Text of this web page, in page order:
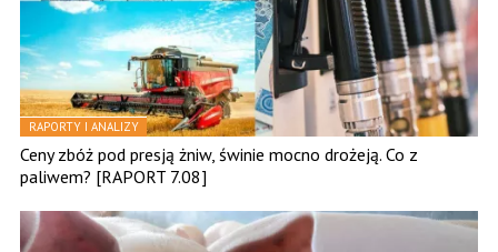
RAPORTY I ANALIZY
Ceny zbóż pod presją żniw, świnie mocno drożeją. Co z
paliwem? [RAPORT 7.08]